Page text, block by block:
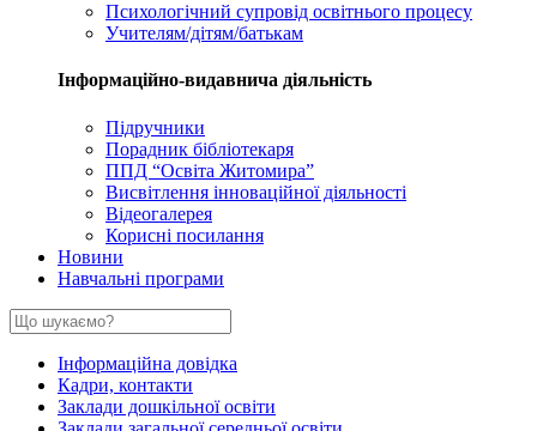
Психологічний супровід освітнього процесу
Учителям/дітям/батькам
Інформаційно-видавнича діяльність
Підручники
Порадник бібліотекаря
ППД “Освіта Житомира”
Висвітлення інноваційної діяльності
Відеогалерея
Корисні посилання
Новини
Навчальні програми
Інформаційна довідка
Кадри, контакти
Заклади дошкільної освіти